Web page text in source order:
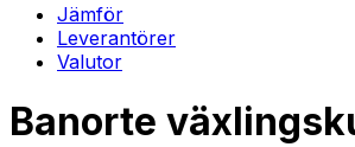
Jämför
Leverantörer
Valutor
Banorte